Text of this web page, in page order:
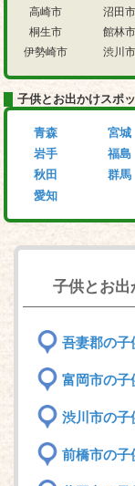
高崎市
桐生市
伊勢崎市
沼田市
館林市
渋川市
子供とお出かけスポ
青森
岩手
秋田
愛知
宮城
福島
群馬
子供とお出
吾妻郡の子
富岡市の子
渋川市の子
前橋市の子